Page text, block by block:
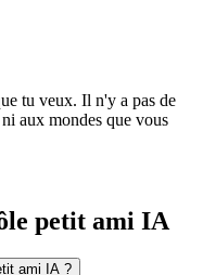
tu veux. Il n'y a pas de
aux mondes que vous
petit ami IA
ami IA ?